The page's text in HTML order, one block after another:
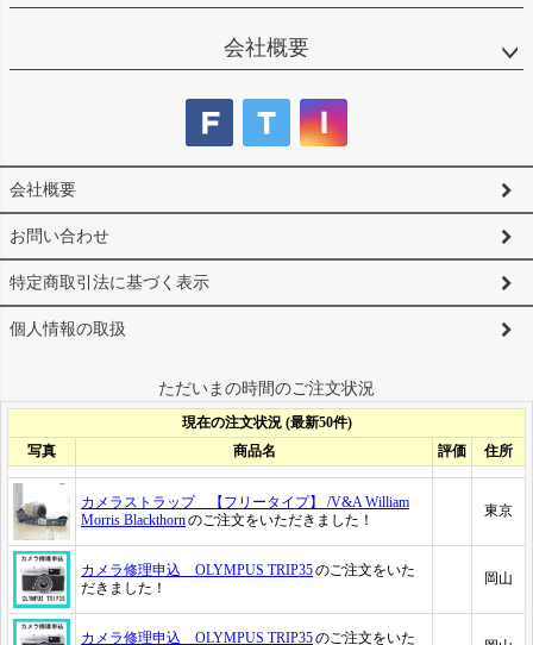
会社概要
会社概要
お問い合わせ
特定商取引法に基づく表示
個人情報の取扱
ただいまの時間のご注文状況